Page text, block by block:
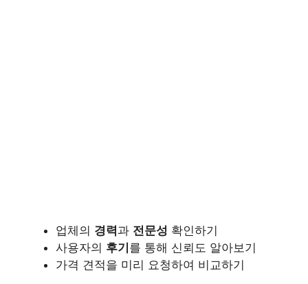
업체의 경력과 전문성 확인하기
사용자의 후기 를 통해 신뢰도 알아보기
가격 견적을 미리 요청하여 비교하기